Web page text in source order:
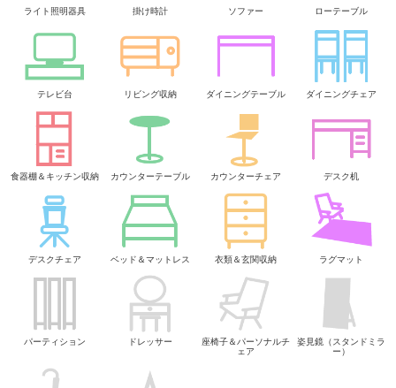
ライト照明器具 掛け時計 ソファー ローテーブル
テレビ台 リビング収納 ダイニングテーブル ダイニングチェア
食器棚＆キッチン収納 カウンターテーブル カウンターチェア デスク机
デスクチェア ベッド＆マットレス 衣類＆玄関収納 ラグマット
パーティション ドレッサー
座椅子＆パーソナルチ
ェア
姿見鏡（スタンドミラ
ー）